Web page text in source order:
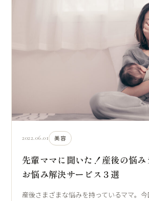
2022.06.01 美容
先輩ママに聞いた！産後の悩み
お悩み解決サービス３選
産後さまざまな悩みを持っているママ。